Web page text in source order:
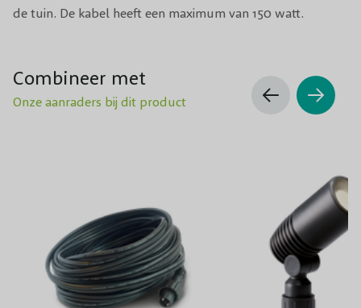
de tuin. De kabel heeft een maximum van 150 watt.
Combineer met
Onze aanraders bij dit product